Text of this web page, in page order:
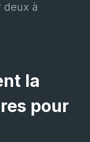
à
la
pour